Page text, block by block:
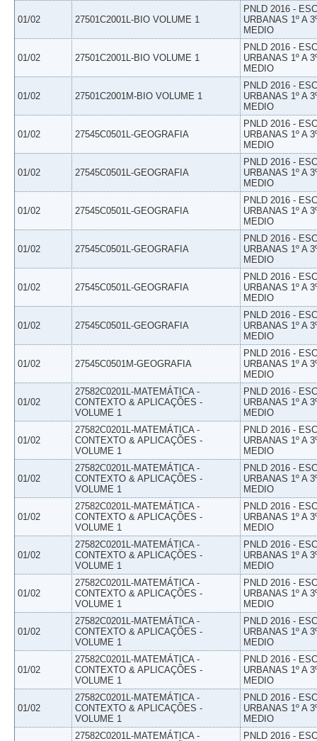
01/02 27501C2001L-BIO VOLUME 1
PNLD 2016 -
URBANAS 1º A
MEDIO
01/02 27501C2001L-BIO VOLUME 1
PNLD 2016 -
URBANAS 1º A
MEDIO
01/02 27501C2001M-BIO VOLUME 1
PNLD 2016 -
URBANAS 1º A
MEDIO
01/02 27545C0501L-GEOGRAFIA
PNLD 2016 -
URBANAS 1º A
MEDIO
01/02 27545C0501L-GEOGRAFIA
PNLD 2016 -
URBANAS 1º A
MEDIO
01/02 27545C0501L-GEOGRAFIA
PNLD 2016 -
URBANAS 1º A
MEDIO
01/02 27545C0501L-GEOGRAFIA
PNLD 2016 -
URBANAS 1º A
MEDIO
01/02 27545C0501L-GEOGRAFIA
PNLD 2016 -
URBANAS 1º A
MEDIO
01/02 27545C0501L-GEOGRAFIA
PNLD 2016 -
URBANAS 1º A
MEDIO
01/02 27545C0501M-GEOGRAFIA
PNLD 2016 -
URBANAS 1º A
MEDIO
01/02
27582C0201L-MATEMÁTICA -
CONTEXTO & APLICAÇÕES -
VOLUME 1
PNLD 2016 -
URBANAS 1º A
MEDIO
01/02
27582C0201L-MATEMÁTICA -
CONTEXTO & APLICAÇÕES -
VOLUME 1
PNLD 2016 -
URBANAS 1º A
MEDIO
01/02
27582C0201L-MATEMÁTICA -
CONTEXTO & APLICAÇÕES -
VOLUME 1
PNLD 2016 -
URBANAS 1º A
MEDIO
01/02
27582C0201L-MATEMÁTICA -
CONTEXTO & APLICAÇÕES -
VOLUME 1
PNLD 2016 -
URBANAS 1º A
MEDIO
01/02
27582C0201L-MATEMÁTICA -
CONTEXTO & APLICAÇÕES -
VOLUME 1
PNLD 2016 -
URBANAS 1º A
MEDIO
01/02
27582C0201L-MATEMÁTICA -
CONTEXTO & APLICAÇÕES -
VOLUME 1
PNLD 2016 -
URBANAS 1º A
MEDIO
01/02
27582C0201L-MATEMÁTICA -
CONTEXTO & APLICAÇÕES -
VOLUME 1
PNLD 2016 -
URBANAS 1º A
MEDIO
01/02
27582C0201L-MATEMÁTICA -
CONTEXTO & APLICAÇÕES -
VOLUME 1
PNLD 2016 -
URBANAS 1º A
MEDIO
01/02
27582C0201L-MATEMÁTICA -
CONTEXTO & APLICAÇÕES -
VOLUME 1
PNLD 2016 -
URBANAS 1º A
MEDIO
27582C0201L-MATEMÁTICA -
PNLD 2016 -